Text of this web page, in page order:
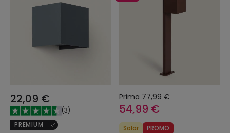
22,09 €
(3)
PREMIUM
Prima 77,99 €
54,99 €
Solar PROMO